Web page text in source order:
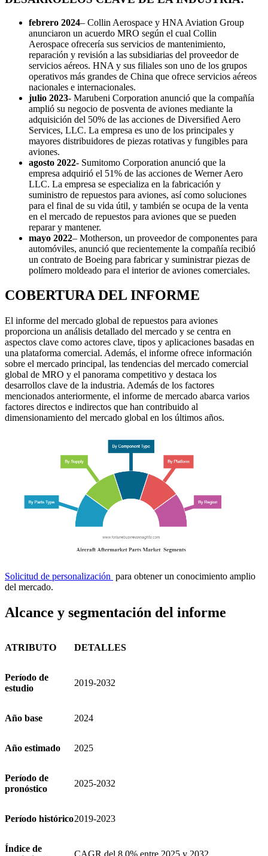
febrero 2024– Collin Aerospace y HNA Aviation Group
anunciaron un acuerdo MRO según el cual Collin
Aerospace ofrecería sus servicios de mantenimiento,
reparación y revisión a las subsidiarias del proveedor de
servicios aéreos. HNA y sus filiales son uno de los grupos
operativos más grandes de China que ofrece servicios aéreos
nacionales e internacionales.
julio 2023- Marubeni Corporation anunció que la compañía
amplió su negocio de posventa de aviones mediante la
adquisición del 50% de las acciones de Diversified Aero
Services, LLC. La empresa es uno de los principales y
mayores distribuidores de piezas rotativas y fungibles para
aviones.
agosto 2022- Sumitomo Corporation anunció que la
empresa adquirió el 51% de las acciones de Werner Aero
LLC. La empresa se especializa en la fabricación y
suministro de repuestos para aviones, así como soluciones
para el final de su vida útil, y también se ocupa de la venta
en el mercado de repuestos para aviones que se pueden
reparar y mantener.
mayo 2022– Motherson, un proveedor de componentes para
automóviles, anunció que recientemente la compañía recibió
un contrato de Boeing para fabricar y suministrar piezas de
polímero moldeado para el interior de aviones comerciales.
COBERTURA DEL INFORME
El informe del mercado global de repuestos para aviones
proporciona un análisis detallado del mercado y se centra en
aspectos clave como actores clave, tipos y aplicaciones basadas en
una plataforma comercial. Además, el informe ofrece información
sobre el mercado principal, las tendencias del mercado comercial
global de MRO y el panorama competitivo y destaca los
desarrollos clave de la industria. Además de los factores
mencionados anteriormente, el informe de mercado abarca varios
factores directos e indirectos que han contribuido al
dimensionamiento del mercado global en los últimos años.
Solicitud de personalización para obtener un conocimiento amplio
del mercado.
Alcance y segmentación del informe
ATRIBUTO DETALLES
Período de
estudio
2019-2032
Año base 2024
Año estimado 2025
Período de
pronóstico
2025-2032
Período histórico2019-2023
Índice de